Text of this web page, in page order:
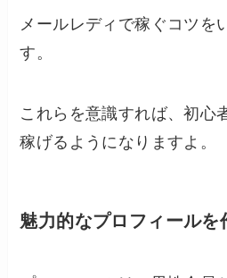
メールレディで稼ぐコツを
す。
これらを意識すれば、初心
稼げるようになりますよ。
魅力的なプロフィールを